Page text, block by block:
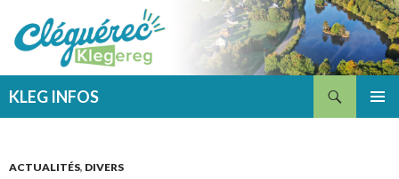
KLEG INFOS
ACTUALITÉS, DIVERS